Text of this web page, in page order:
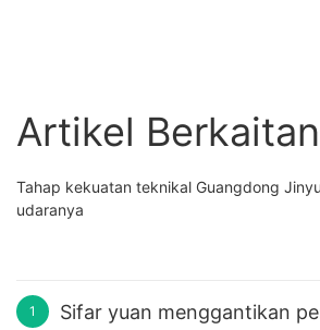
Artikel Berkaitan
Tahap kekuatan teknikal Guangdong
udaranya
1 Sifar yuan menggantikan